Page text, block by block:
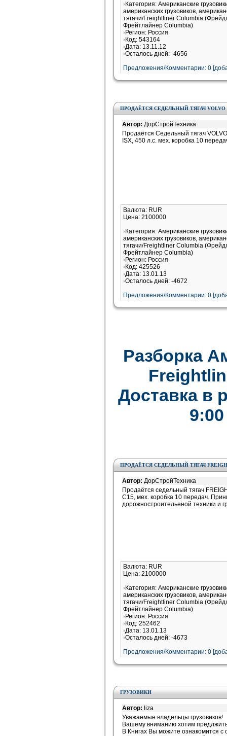
Категория: Американские
американских грузовиков,
тягачи/Freightliner Columbia
Фрейтлайнер Columbia)
Регион: Россия
Код: 543164
Дата: 13.11.12
Осталось дней: -4656
Предложения/Комментарии: 0
ПРОДАЁТСЯ CЕДЕЛЬНЫЙ ТЯГАЧ VOLVO
Автор: ДорСтройТехника
Продаётся Cедельный тягач
ISX, 450 л.с. мех. коробка 10
Валюта: RUR
Цена: 2100000
Категория: Американские
американских грузовиков,
тягачи/Freightliner Columbia
Фрейтлайнер Columbia)
Регион: Россия
Код: 425526
Дата: 13.01.13
Осталось дней: -4672
Предложения/Комментарии: 0
Разборка
Доставка в
ПРОДАЁТСЯ СЕДЕЛЬНЫЙ ТЯГАЧ
Автор: ДорСтройТехника
Продаётся седельный тягач
C15, мех. коробка 10 передач.
дорожностроительеной техники и
Валюта: RUR
Цена: 2100000
Категория: Американские
американских грузовиков,
тягачи/Freightliner Columbia
Фрейтлайнер Columbia)
Регион: Россия
Код: 252462
Дата: 13.01.13
Осталось дней: -4673
Предложения/Комментарии: 0
ГРУЗОВИКИ
Автор: liza
Уважаемые владельцы грузовиков!
Вашему вниманию хотим
В Книгах Вы можите ознакомится с